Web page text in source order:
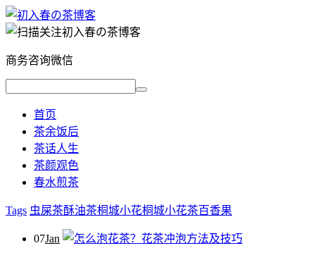
商务咨询微信
首页
茶余饭后
茶话人生
茶颜观色
春水煎茶
Tags 虫屎茶酥油茶桐城小花桐城小花茶百香果
07Jan